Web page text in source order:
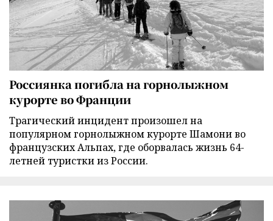
Россиянка погибла на горнолыжном
курорте во Франции
Трагический инцидент произошел на
популярном горнолыжном курорте Шамони во
французских Альпах, где оборвалась жизнь 64-
летней туристки из России.